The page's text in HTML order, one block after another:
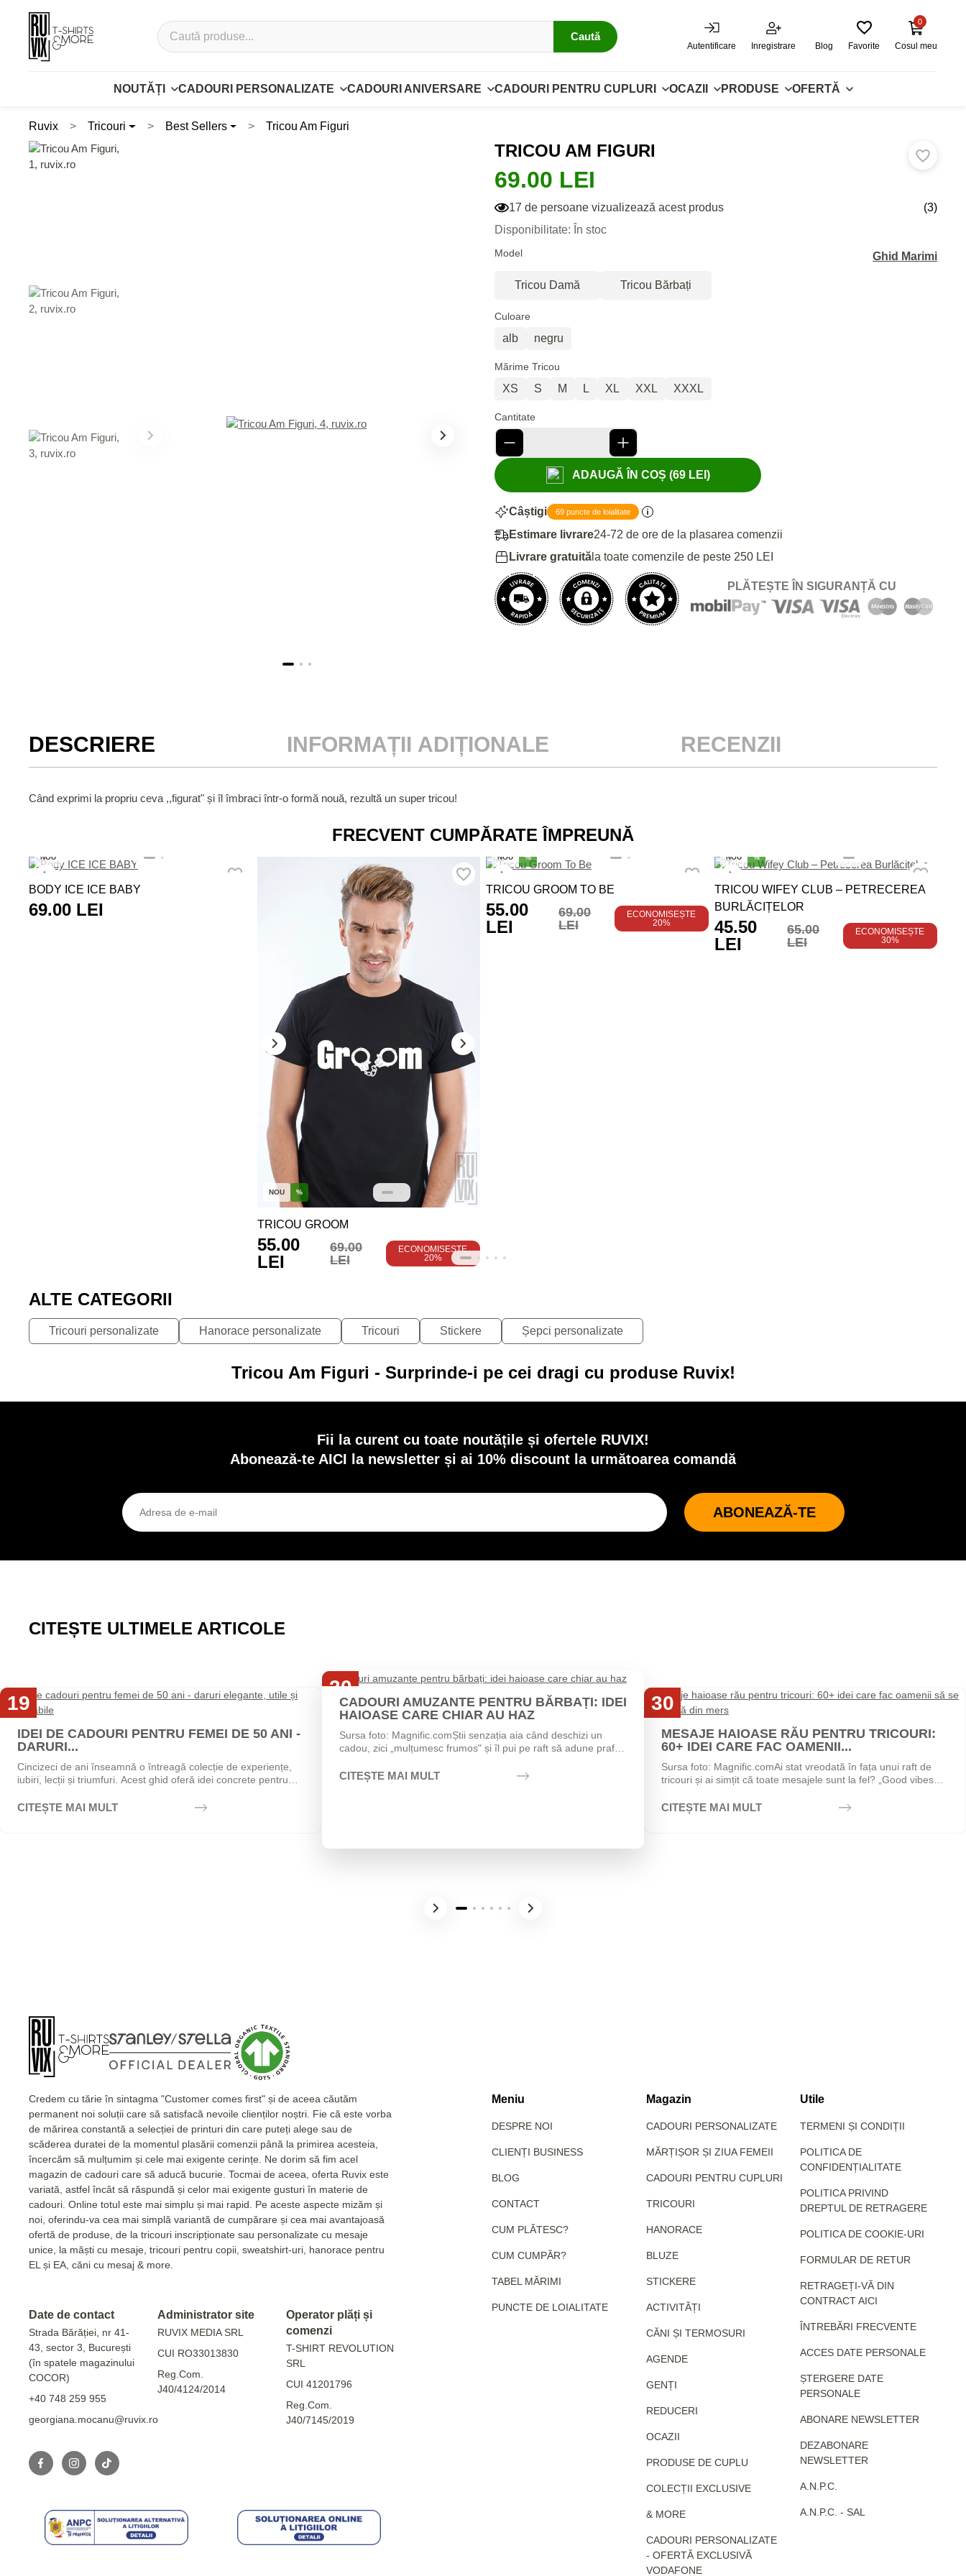
Caută
Autentificare Inregistrare Blog Favorite Cosul meu
0
NOUTĂȚI CADOURI PERSONALIZATE CADOURI ANIVERSARE CADOURI PENTRU CUPLURI OCAZII PRODUSE OFERTĂ
Ruvix Tricouri Best Sellers Tricou Am Figuri
TRICOU AM FIGURI
69.00 LEI
17 de persoane vizualizează acest produs
(3)
Disponibilitate: În stoc
Model Ghid Marimi
Tricou Damă Tricou Bărbați
Culoare
alb negru
Mărime Tricou
XS S M L XL XXL XXXL
Cantitate
ADAUGĂ ÎN COȘ (69 LEI)
Câștigi 69 puncte de loialitate
Estimare livrare24-72 de ore de la plasarea comenzii
Livrare gratuită la toate comenzile de peste 250 LEI
PLĂTEȘTE ÎN SIGURANȚĂ CU
DESCRIERE INFORMAȚII ADIȚIONALE RECENZII
Când exprimi la propriu ceva ,,figurat" și îl îmbraci într-o formă nouă, rezultă un super tricou!
FRECVENT CUMPĂRATE ÎMPREUNĂ
NOU
BODY ICE ICE BABY
69.00 LEI
NOU %
TRICOU GROOM
55.00
LEI
69.00
LEI
ECONOMISEȘTE
20%
NOU %
TRICOU GROOM TO BE
55.00
LEI
69.00
LEI
ECONOMISEȘTE
20%
NOU %
TRICOU WIFEY CLUB – PETRECEREA
BURLĂCIȚELOR
45.50
LEI
65.00
LEI
ECONOMISEȘTE
30%
ALTE CATEGORII
Tricouri personalizate Hanorace personalizate Tricouri Stickere Șepci personalizate
Tricou Am Figuri - Surprinde-i pe cei dragi cu produse Ruvix!
Fii la curent cu toate noutățile și ofertele RUVIX!
Abonează-te AICI la newsletter și ai 10% discount la următoarea comandă
ABONEAZĂ-TE
CITEȘTE ULTIMELE ARTICOLE
19
IDEI DE CADOURI PENTRU FEMEI DE 50 ANI -
DARURI...
Cincizeci de ani înseamnă o întreagă colecție de experiențe,
iubiri, lecții și triumfuri. Acest ghid oferă idei concrete pentru
CITEȘTE MAI MULT
30
Iul
CADOURI AMUZANTE PENTRU BĂRBAȚI: IDEI
HAIOASE CARE CHIAR AU HAZ
Sursa foto: Magnific.comȘtii senzația aia când deschizi un
cadou, zici „mulțumesc frumos" și îl pui pe raft să adune praf?
CITEȘTE MAI MULT
30
MESAJE HAIOASE RĂU PENTRU TRICOURI:
60+ IDEI CARE FAC OAMENII...
Sursa foto: Magnific.comAi stat vreodată în fața unui raft de
tricouri și ai simțit că toate mesajele sunt la fel? „Good vibes
CITEȘTE MAI MULT
Credem cu tărie în sintagma "Customer comes first" și de aceea căutăm
permanent noi soluții care să satisfacă nevoile clienților noștri. Fie că este vorba
de mărirea constantă a selecției de printuri din care puteți alege sau de
scăderea duratei de la momentul plasării comenzii până la primirea acesteia,
încercăm să mulțumim și cele mai exigente cerințe. Ne dorim să fim acel
magazin de cadouri care să aducă bucurie. Tocmai de aceea, oferta Ruvix este
variată, astfel încât să răspundă și celor mai exigente gusturi în materie de
cadouri. Online totul este mai simplu și mai rapid. Pe aceste aspecte mizăm și
noi, oferindu-va cea mai simplă variantă de cumpărare și cea mai avantajoasă
ofertă de produse, de la tricouri inscripționate sau personalizate cu mesaje
unice, la măști cu mesaje, tricouri pentru copii, sweatshirt-uri, hanorace pentru
EL și EA, căni cu mesaj & more.
Date de contact
Strada Bărăției, nr 41-
43, sector 3, București
(în spatele magazinului
COCOR)
+40 748 259 955
georgiana.mocanu@ruvix.ro
Administrator site
RUVIX MEDIA SRL
CUI RO33013830
Reg.Com.
J40/4124/2014
Operator plăți și
comenzi
T-SHIRT REVOLUTION
SRL
CUI 41201796
Reg.Com.
J40/7145/2019
Meniu
DESPRE NOI
CLIENȚI BUSINESS
BLOG
CONTACT
CUM PLĂTESC?
CUM CUMPĂR?
TABEL MĂRIMI
PUNCTE DE LOIALITATE
Magazin
CADOURI PERSONALIZATE
MĂRȚIȘOR ȘI ZIUA FEMEII
CADOURI PENTRU CUPLURI
TRICOURI
HANORACE
BLUZE
STICKERE
ACTIVITĂȚI
CĂNI ȘI TERMOSURI
AGENDE
GENȚI
REDUCERI
OCAZII
PRODUSE DE CUPLU
COLECȚII EXCLUSIVE
& MORE
CADOURI PERSONALIZATE
- OFERTĂ EXCLUSIVĂ
VODAFONE
Utile
TERMENI ȘI CONDIȚII
POLITICA DE
CONFIDENȚIALITATE
POLITICA PRIVIND
DREPTUL DE RETRAGERE
POLITICA DE COOKIE-URI
FORMULAR DE RETUR
RETRAGEȚI-VĂ DIN
CONTRACT AICI
ÎNTREBĂRI FRECVENTE
ACCES DATE PERSONALE
ȘTERGERE DATE
PERSONALE
ABONARE NEWSLETTER
DEZABONARE
NEWSLETTER
A.N.P.C.
A.N.P.C. - SAL